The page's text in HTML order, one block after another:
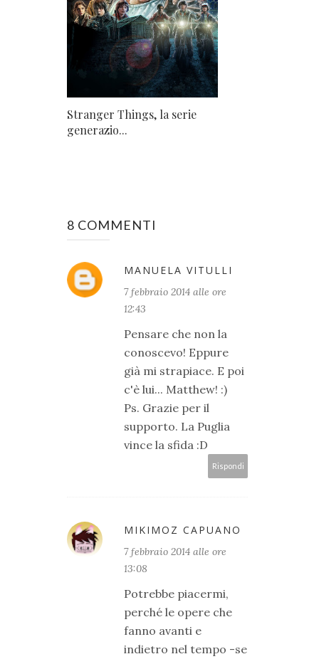
Stranger Things, la serie
generazio...
8 COMMENTI
MANUELA VITULLI
7 febbraio 2014 alle ore
12:43
Pensare che non la
conoscevo! Eppure
già mi strapiace. E poi
c'è lui... Matthew! :)
Ps. Grazie per il
supporto. La Puglia
vince la sfida :D
Rispondi
MIKIMOZ CAPUANO
7 febbraio 2014 alle ore
13:08
Potrebbe piacermi,
perché le opere che
fanno avanti e
indietro nel tempo -se